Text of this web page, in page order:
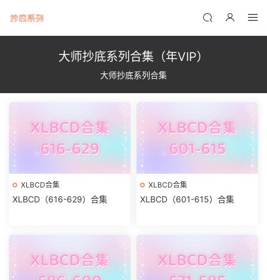
大师抄底系列合集（年VIP）
大师抄底系列合集
XLBCD合集
XLBCD（616-629）合集
XLBCD合集
XLBCD（601-615）合集